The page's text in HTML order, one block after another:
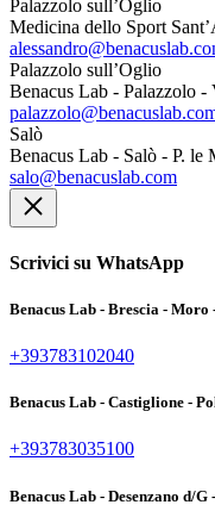
Palazzolo sull’Oglio
Medicina dello Sport
Palazzolo sull’Oglio
Benacus Lab - Palazzolo -
Salò
Benacus Lab - Salò - P.
salo@benacuslab.com
Scrivici su WhatsApp
Benacus Lab - Brescia -
+393783102040
Benacus Lab - Castiglione -
+393783035100
Benacus Lab - Desenzano d/